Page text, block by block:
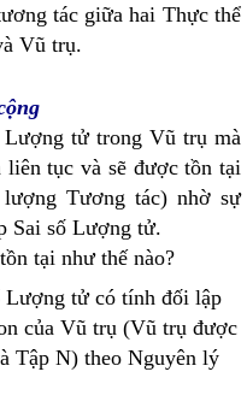
tác giữa hai Thực thể
Vũ trụ.
tử trong Vũ trụ mà
tục và sẽ được tồn tại
Tương tác) nhờ sự
Sai số Lượng tử.
tại như thế nào?
Lượng tử có tính đối lập
của Vũ trụ (Vũ trụ được
Tập N) theo Nguyên lý